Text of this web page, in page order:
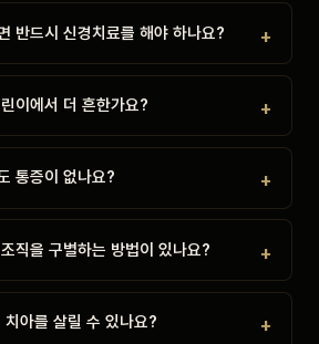
반드시 신경치료를 해야 하나요?
이에서 더 흔한가요?
통증이 없나요?
직을 구별하는 방법이 있나요?
아를 살릴 수 있나요?